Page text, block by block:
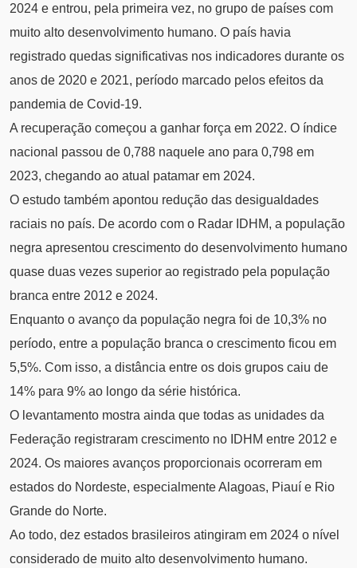
2024 e entrou, pela primeira vez, no grupo de países com
muito alto desenvolvimento humano. O país havia
registrado quedas significativas nos indicadores durante os
anos de 2020 e 2021, período marcado pelos efeitos da
pandemia de Covid-19.
A recuperação começou a ganhar força em 2022. O índice
nacional passou de 0,788 naquele ano para 0,798 em
2023, chegando ao atual patamar em 2024.
O estudo também apontou redução das desigualdades
raciais no país. De acordo com o Radar IDHM, a população
negra apresentou crescimento do desenvolvimento humano
quase duas vezes superior ao registrado pela população
branca entre 2012 e 2024.
Enquanto o avanço da população negra foi de 10,3% no
período, entre a população branca o crescimento ficou em
5,5%. Com isso, a distância entre os dois grupos caiu de
14% para 9% ao longo da série histórica.
O levantamento mostra ainda que todas as unidades da
Federação registraram crescimento no IDHM entre 2012 e
2024. Os maiores avanços proporcionais ocorreram em
estados do Nordeste, especialmente Alagoas, Piauí e Rio
Grande do Norte.
Ao todo, dez estados brasileiros atingiram em 2024 o nível
considerado de muito alto desenvolvimento humano.